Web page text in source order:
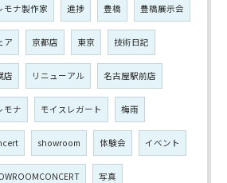
モナ製作家 進捗 豊橋 豊橋展示会
ア 京都店 東京 技術日記
店 リニューアル 名古屋駅前店
モナ モイスレガート 梅雨
showroom 体験会 イベント
写真